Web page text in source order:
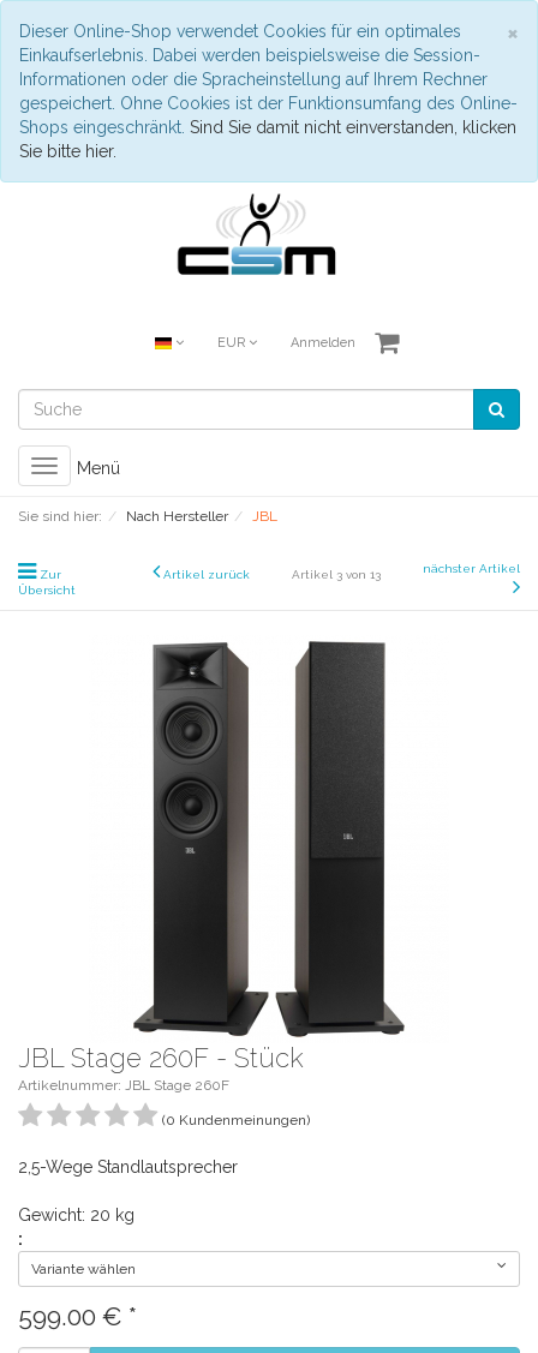
×
Dieser Online-Shop verwendet Cookies für ein optimales
Einkaufserlebnis. Dabei werden beispielsweise die Session-
Informationen oder die Spracheinstellung auf Ihrem Rechner
gespeichert. Ohne Cookies ist der Funktionsumfang des Online-
Shops eingeschränkt. Sind Sie damit nicht einverstanden, klicken
Sie bitte hier.
EUR Anmelden
Toggle
navigation
Menü
Sie sind hier: Nach Hersteller JBL
Zur
Übersicht
Artikel zurück Artikel 3 von 13 nächster Artikel
JBL Stage 260F - Stück
Artikelnummer: JBL Stage 260F
(0 Kundenmeinungen)
2,5-Wege Standlautsprecher
Gewicht: 20 kg
:
Variante wählen
599.00 € *